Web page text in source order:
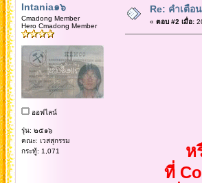
Intania๑๖
Cmadong Member
Hero Cmadong Member
ออฟไลน์
รุ่น: ๒๕๑๖
คณะ: เวสสุกรรม
กระทู้: 1,071
Re: คำเตือ
« ตอบ #2 เมื่อ:
ห
ที่